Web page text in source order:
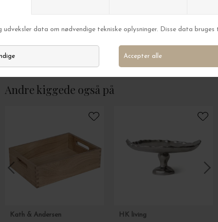
Ferm Living
2 Desserttallerkener Ø:22 Grå/Hvid
DKK 399,00
Ferm Living
Andre kiggede også på
Kath & Andersen
HK living